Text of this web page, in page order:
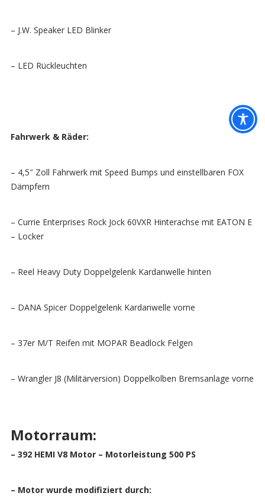
– J.W. Speaker LED Blinker
– LED Rückleuchten
Fahrwerk & Räder:
– 4,5″ Zoll Fahrwerk mit Speed Bumps und einstellbaren FOX
Dämpfern
– Currie Enterprises Rock Jock 60VXR Hinterachse mit EATON E
– Locker
– Reel Heavy Duty Doppelgelenk Kardanwelle hinten
– DANA Spicer Doppelgelenk Kardanwelle vorne
– 37er M/T Reifen mit MOPAR Beadlock Felgen
– Wrangler J8 (Militärversion) Doppelkolben Bremsanlage vorne
Motorraum:
– 392 HEMI V8 Motor – Motorleistung 500 PS
– Motor wurde modifiziert durch: